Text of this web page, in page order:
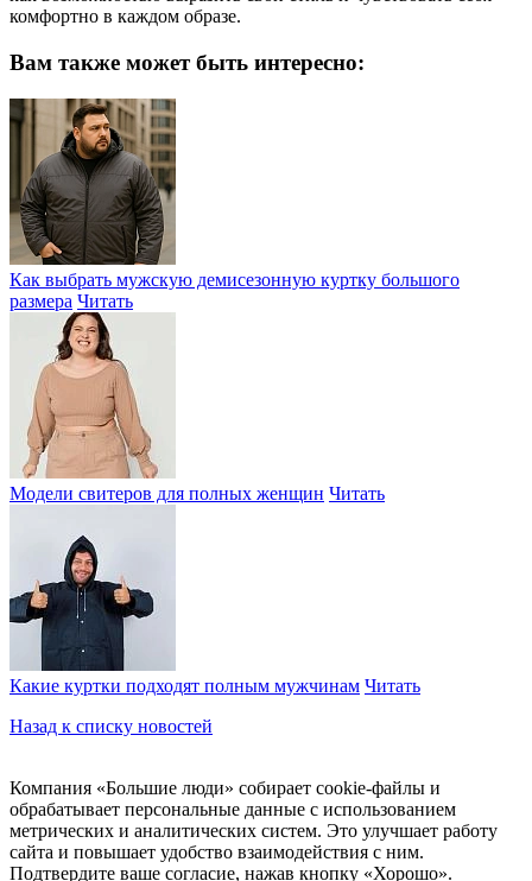
комфортно в каждом образе.
Вам также может быть интересно:
Как выбрать мужскую демисезонную куртку большого
размера Читать
Модели свитеров для полных женщин Читать
Какие куртки подходят полным мужчинам Читать
Назад к списку новостей
Компания «Большие люди» собирает cookie-файлы и
обрабатывает персональные данные с использованием
метрических и аналитических систем. Это улучшает работу
сайта и повышает удобство взаимодействия с ним.
Подтвердите ваше согласие, нажав кнопку «Хорошо».